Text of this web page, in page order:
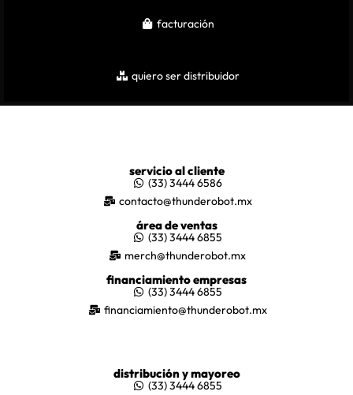
facturación
quiero ser distribuidor
servicio al cliente
(33) 3444 6586
contacto@thunderobot.mx
área de ventas
(33) 3444 6855
merch@thunderobot.mx
financiamiento empresas
(33) 3444 6855
financiamiento@thunderobot.mx
distribución y mayoreo
(33) 3444 6855